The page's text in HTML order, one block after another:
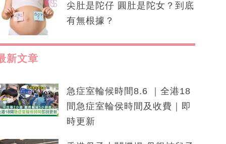
尖肚是陀仔 圓肚是陀女？到底
有無根據？
新文章
急症室輪候時間8.6 ｜全港18
間急症室輪侯時間及收費｜即
時更新